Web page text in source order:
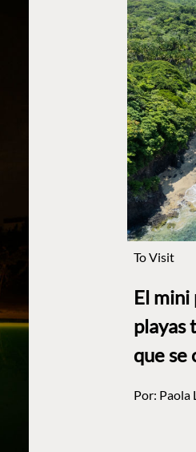
To Visit
El mini
playas
que se
Por: Paola